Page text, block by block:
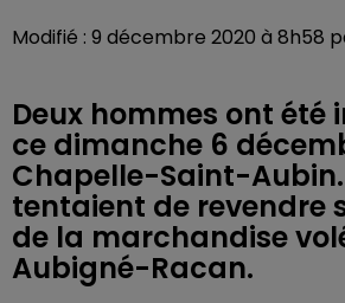
Modifié : 9 décembre 2020 à 8h58
Deux hommes ont été
ce dimanche 6
Chapelle-Saint-
tentaient de revendre
de la marchandise
Aubigné-Racan.